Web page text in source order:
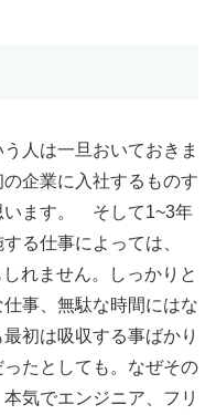
人は一旦おいておきま
企業に入社するものす
います。 そして1~3年
る仕事によっては、
れません。しっかりと
事、無駄な時間にはな
初は吸収する事ばかり
たとしても。なぜその
気でエンジニア、フリ